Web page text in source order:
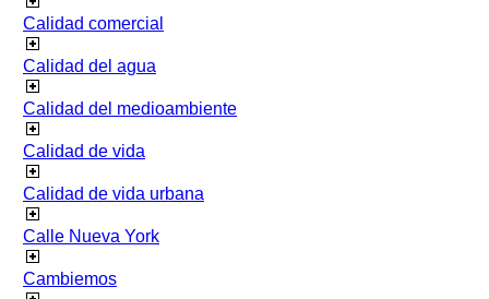
Calidad comercial
Calidad del agua
Calidad del medioambiente
Calidad de vida
Calidad de vida urbana
Calle Nueva York
Cambiemos